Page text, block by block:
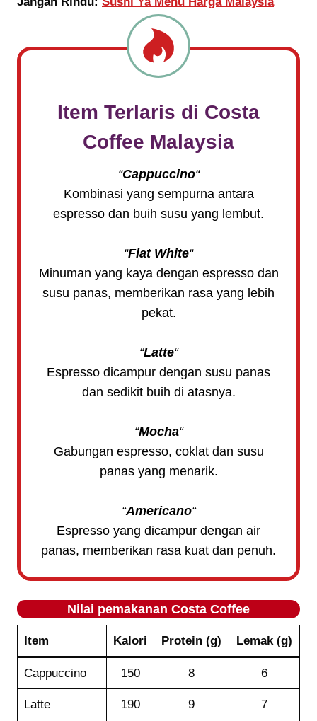
Item Terlaris di Costa
Coffee Malaysia
“Cappuccino“
Kombinasi yang sempurna antara
espresso dan buih susu yang lembut.
“Flat White“
Minuman yang kaya dengan espresso dan
susu panas, memberikan rasa yang lebih
pekat.
“Latte“
Espresso dicampur dengan susu panas
dan sedikit buih di atasnya.
“Mocha“
Gabungan espresso, coklat dan susu
panas yang menarik.
“Americano“
Espresso yang dicampur dengan air
panas, memberikan rasa kuat dan penuh.
Nilai pemakanan Costa Coffee
Item Kalori Protein (g) Lemak (g)
Cappuccino 150 8 6
Latte 190 9 7